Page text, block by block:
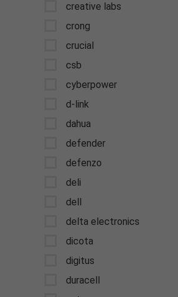
creative labs
crong
crucial
csb
cyberpower
d-link
dahua
defender
defenzo
deli
dell
delta electronics
dicota
digitus
duracell